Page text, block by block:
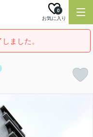
お気に入り
0
ました。